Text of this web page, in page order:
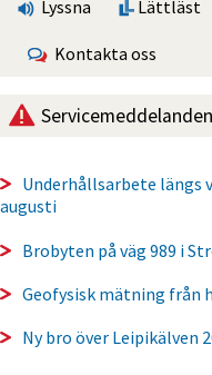
Lyssna Lättläst
Kontakta oss
Servicemeddelanden
Underhållsarbete längs
augusti
Brobyten på väg 989 i
Geofysisk mätning från
Ny bro över Leipikälven